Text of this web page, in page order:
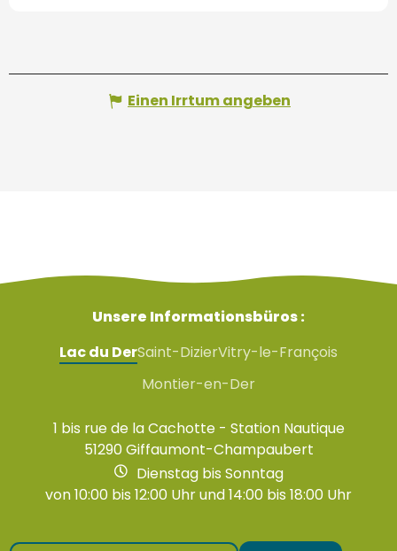
Einen Irrtum angeben
Unsere Informationsbüros :
Lac du DerSaint-DizierVitry-le-François
Montier-en-Der
1 bis rue de la Cachotte - Station Nautique
51290 Giffaumont-Champaubert
Dienstag bis Sonntag
von 10:00 bis 12:00 Uhr und 14:00 bis 18:00 Uhr